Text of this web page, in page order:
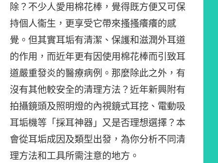
除？不少人愛用棉花棒，覺得既方便又可保
持個人衞生，更享受它帶來搔搔癢癢的感
覺。但其實耳垢有清潔、保護和滋潤外耳道
的作用，而近年更有因使用棉花棒而引致耳
道嚴重發炎的醫療病例。那麼除此之外，有
沒有其他較安全的清理方法？近年新興附有
拍攝鏡頭及照明燈的內視鏡式耳挖、電動吸
耳垢機等「採耳神器」又是否理想選擇？本
會從耳垢成因及類型出發，為你分析不同清
理方法和工具所需注意的地方。